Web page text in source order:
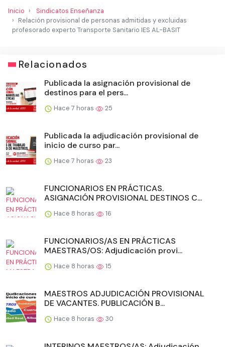
Inicio
Sindicatos Enseñanza
Relación provisional de personas admitidas y excluidas
profesorado experto Transporte Sanitario IES AL-BASIT
Relacionados
Publicada la asignación provisional de
destinos para el pers...
Hace 7 horas 25
Publicada la adjudicación provisional de
inicio de curso par...
Hace 7 horas 23
FUNCIONARIOS EN PRÁCTICAS.
ASIGNACIÓN PROVISIONAL DESTINOS C...
Hace 8 horas 16
FUNCIONARIOS/AS EN PRÁCTICAS
MAESTRAS/OS: Adjudicación provi...
Hace 8 horas 15
MAESTROS ADJUDICACIÓN PROVISIONAL
DE VACANTES. PUBLICACIÓN B...
Hace 8 horas 30